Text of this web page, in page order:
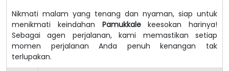
Nikmati malam yang tenang dan nyaman, siap untuk
menikmati keindahan Pamukkalekeesokan harinya!
Sebagai agen perjalanan, kami memastikan setiap
momen perjalanan Anda penuh kenangan tak
terlupakan.